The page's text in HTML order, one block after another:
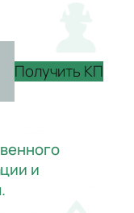
Получить КП
и